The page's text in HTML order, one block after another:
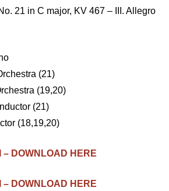
21 in C major, KV 467 – III. Allegro
(21)
(19,20)
(21)
(18,19,20)
– DOWNLOAD HERE
– DOWNLOAD HERE